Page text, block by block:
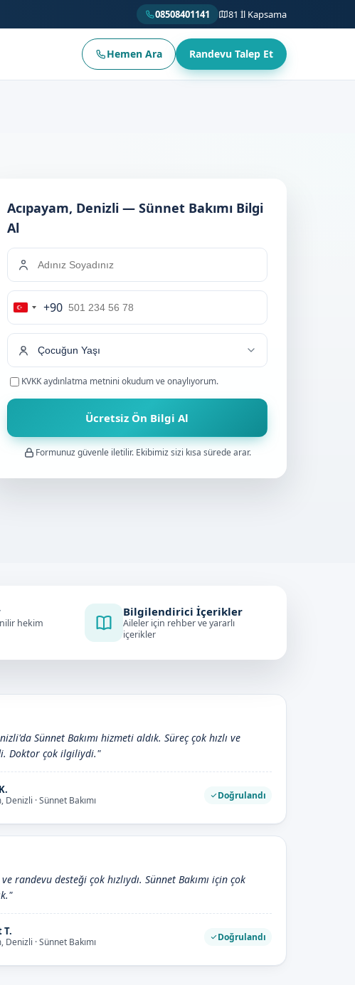
08508401141 81 İl Kapsama
Hemen Ara Randevu Talep Et
Acıpayam, Denizli — Sünnet Bakımı Bilgi
Al
Turkey
+90
+90
KVKK aydınlatma metnini okudum ve onaylıyorum.
Ücretsiz Ön Bilgi Al
Formunuz güvenle iletilir. Ekibimiz sizi kısa sürede arar.
hekim
Bilgilendirici İçerikler
Aileler için rehber ve yararlı
içerikler
Sünnet Bakımı hizmeti aldık. Süreç çok hızlı ve
Doktor çok ilgiliydi."
Denizli · Sünnet Bakımı Doğrulandı
randevu desteği çok hızlıydı. Sünnet Bakımı için çok
T.
Denizli · Sünnet Bakımı Doğrulandı